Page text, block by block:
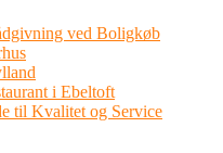
ved Boligkøb
i Ebeltoft
til Kvalitet og Service